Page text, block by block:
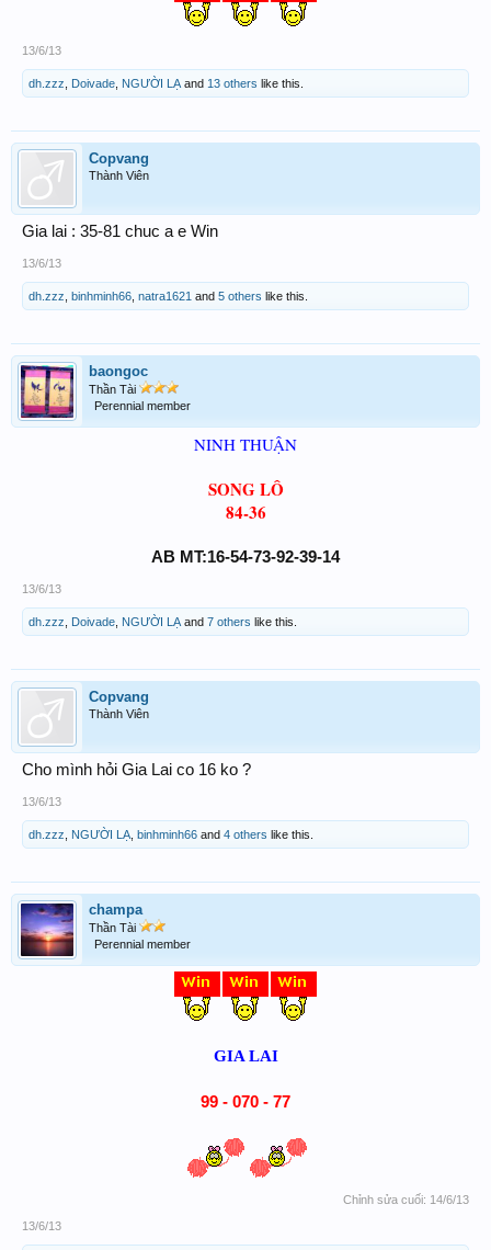
13/6/13
dh.zzz Doivade NGƯỜI LẠ and 13 others like this.
Copvang
Thành Viên
Gia lai : 35-81 chuc a e Win
13/6/13
dh.zzz binhminh66 natra1621 and 5 others like this.
baongoc
Thần Tài
Perennial member
NINH THUẬN
SONG LÔ
84-36
AB MT:16-54-73-92-39-14
13/6/13
dh.zzz Doivade NGƯỜI LẠ and 7 others like this.
Copvang
Thành Viên
Cho mình hỏi Gia Lai co 16 ko ?
13/6/13
dh.zzz NGƯỜI LẠ binhminh66 and 4 others like this.
champa
Thần Tài
Perennial member
GIA LAI
99 - 070 - 77
Chỉnh sửa cuối: 14/6/13
13/6/13